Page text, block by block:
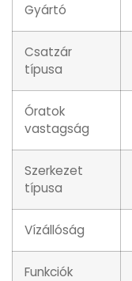
Gyártó
Csatzár
típusa
Óratok
vastagság
Szerkezet
típusa
Vízállóság
Funkciók